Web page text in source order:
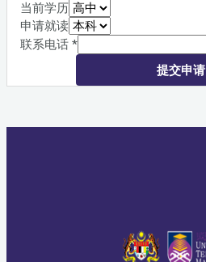
当前学历
申请就读
联系电话 *
提交申请